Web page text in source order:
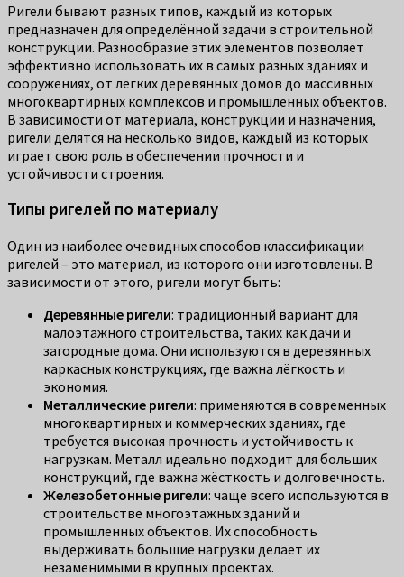
Ригели бывают разных типов, каждый из которых
предназначен для определённой задачи в строительной
конструкции. Разнообразие этих элементов позволяет
эффективно использовать их в самых разных зданиях и
сооружениях, от лёгких деревянных домов до массивных
многоквартирных комплексов и промышленных объектов.
В зависимости от материала, конструкции и назначения,
ригели делятся на несколько видов, каждый из которых
играет свою роль в обеспечении прочности и
устойчивости строения.
Типы ригелей по материалу
Один из наиболее очевидных способов классификации
ригелей – это материал, из которого они изготовлены. В
зависимости от этого, ригели могут быть:
Деревянные ригели: традиционный вариант для
малоэтажного строительства, таких как дачи и
загородные дома. Они используются в деревянных
каркасных конструкциях, где важна лёгкость и
экономия.
Металлические ригели: применяются в современных
многоквартирных и коммерческих зданиях, где
требуется высокая прочность и устойчивость к
нагрузкам. Металл идеально подходит для больших
конструкций, где важна жёсткость и долговечность.
Железобетонные ригели: чаще всего используются в
строительстве многоэтажных зданий и
промышленных объектов. Их способность
выдерживать большие нагрузки делает их
незаменимыми в крупных проектах.